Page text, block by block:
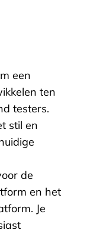
een
ten
testers.
stil en
de
en het
Je